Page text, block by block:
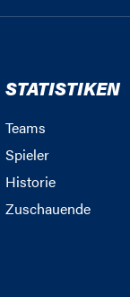
STATISTIKEN
Teams
Spieler
Historie
Zuschauende